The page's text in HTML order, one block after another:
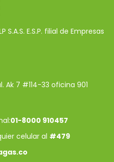
E.S.P. filial de Empresas
Ak 7 #114-33 oficina 901
01-8000 910457
celular al #479